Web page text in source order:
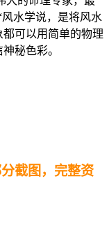
水学说，是将风水
可以用简单的物理
秘色彩。
截图，完整资